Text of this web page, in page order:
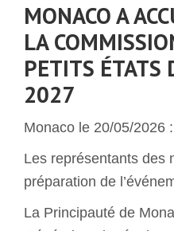
MONACO A
LA
PETITS ÉTATS
2027
Monaco le 20/05/2026 :
Les représentants des
préparation de
La Principauté de